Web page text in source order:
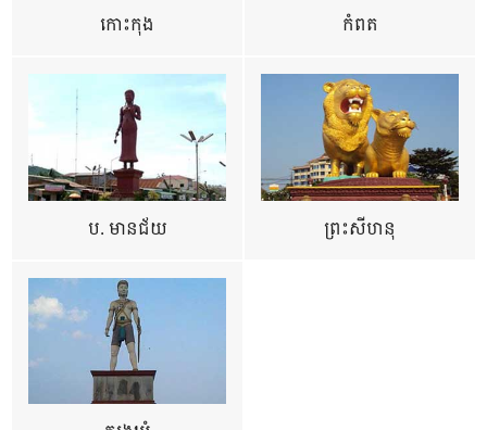
កោះកុង កំពត
ប. មានជ័យ ព្រះសីហនុ